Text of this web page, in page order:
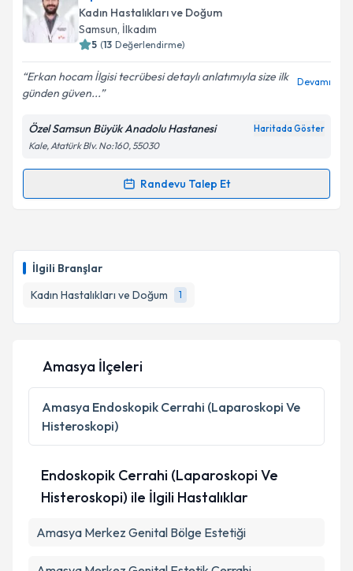
İlgili Branşlar
Kadın Hastalıkları ve Doğum
1
Takvim Talebini Gönder
talebi oluşturun. Size bu uzmandan randevu almanız
için bir takvim hazırlandığında e-posta ile
bilgilendireceğiz.
E-posta Adresiniz
Kişisel verilerimin işlenmesine ilişkin
Metni'ni okudum ve kişisel verilerimin belirtilen
kapsamda işlenmesini kabul ediyorum.
Kadın Hastalıkları ve Doğum
Samsun, İlkadım
5 (13 Değerlendirme)
Erkan hocam İlgisi tecrübesi detaylı anlatımıyla size ilk
günden güven...
Devamı
Özel Samsun Büyük Anadolu Hastanesi Haritada Göster
Kale, Atatürk Blv. No:160, 55030
Randevu Talep Et
Randevu Takvimi Talebi
takvim hazırlandığında e-posta ile bilgilendireceğiz.
Kişisel verilerimin işlenmesine ilişkinAydınlatma
Metni
'ni okudum ve kişisel verilerimin belirtilen
kapsamda işlenmesini kabul ediyorum.
Takvim Talebini Gönder
Amasya İlçeleri
Amasya Endoskopik Cerrahi (Laparoskopi Ve
Histeroskopi)
Endoskopik Cerrahi (Laparoskopi Ve
Histeroskopi) ile İlgili Hastalıklar
Amasya Merkez Genital Bölge Estetiği